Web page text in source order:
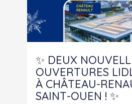
✨ DEUX
OUVERTURES
À CHÂTEAU-
SAINT-OUEN ! ✨